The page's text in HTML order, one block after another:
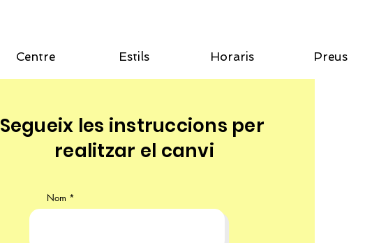
Centre Estils Horaris Preus
Segueix les instruccions per
realitzar el canvi
Nom